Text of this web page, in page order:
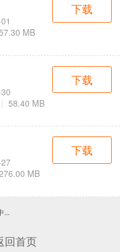
MB
下载
58.40 MB
下载
MB
下载
...
回首页